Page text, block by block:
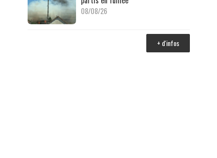
08/08/26
+ d'infos